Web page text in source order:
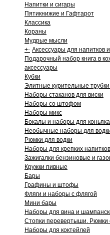
Напитки и сигары
Пятикнижие и Гафтарот
Классика
Кораны
Мудрые мысли
+- Аксессуары для напитков
Подарочный набор книга в
аксессуары
Кубки
Элитные курительные
Наборы стаканов для виски
Наборы со штофом
Наборы микс
Бокалы и наборы для коньяка
Необычные наборы для
Рюмки для водки
Наборы для крепких напитков
Зажигалки бензиновые и
Кружки пивные
Бары
Графины и штофы
Фляги и наборы с флягой
Мини бары
Наборы для вина и
Стопки перевертыши. Рюмки
Наборы для коктейлей